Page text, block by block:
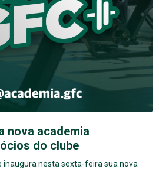
nova academia
do clube
inaugura nesta sexta-feira sua nova